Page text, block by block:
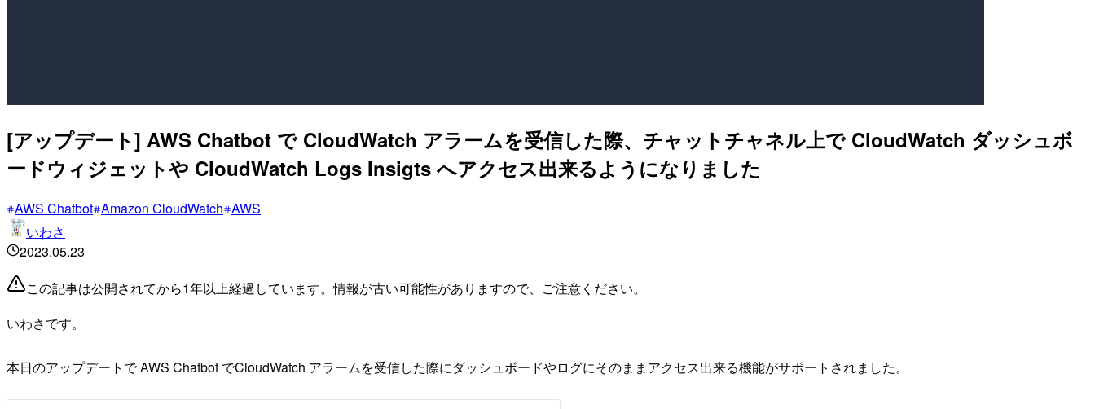
[アップデート] AWS Chatbot で CloudWatch アラームを受信した際、チャットチャネル上で CloudWatch ダッシュボ
ードウィジェットや CloudWatch Logs Insigts へアクセス出来るようになりました
AWS Chatbot Amazon CloudWatch AWS
いわさ
2023.05.23
この記事は公開されてから1年以上経過しています。情報が古い可能性がありますので、ご注意ください。
いわさです。
本日のアップデートで AWS Chatbot でCloudWatch アラームを受信した際にダッシュボードやログにそのままアクセス出来る機能がサポートされました。